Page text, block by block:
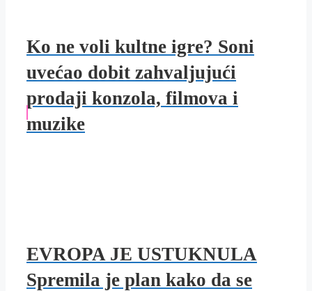
Ko ne voli kultne igre? Soni
uvećao dobit zahvaljujući
prodaji konzola, filmova i
muzike
EVROPA JE USTUKNULA
Spremila je plan kako da se